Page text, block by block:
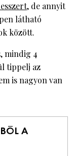
, de annyit
látható
között.
mindig 4
tippelj az
is nagyon van
A